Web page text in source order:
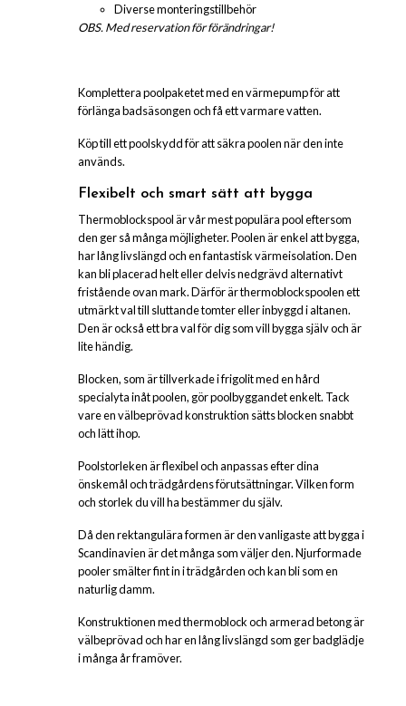
Diverse monteringstillbehör
OBS. Med reservation för förändringar!
Komplettera poolpaketet med en värmepump för att
förlänga badsäsongen och få ett varmare vatten.
Köp till ett poolskydd för att säkra poolen när den inte
används.
Flexibelt och smart sätt att bygga
Thermoblockspool är vår mest populära pool eftersom
den ger så många möjligheter. Poolen är enkel att bygga,
har lång livslängd och en fantastisk värmeisolation. Den
kan bli placerad helt eller delvis nedgrävd alternativt
fristående ovan mark. Därför är thermoblockspoolen ett
utmärkt val till sluttande tomter eller inbyggd i altanen.
Den är också ett bra val för dig som vill bygga själv och är
lite händig.
Blocken, som är tillverkade i frigolit med en hård
specialyta inåt poolen, gör poolbyggandet enkelt. Tack
vare en välbeprövad konstruktion sätts blocken snabbt
och lätt ihop.
Poolstorleken är flexibel och anpassas efter dina
önskemål och trädgårdens förutsättningar. Vilken form
och storlek du vill ha bestämmer du själv.
Då den rektangulära formen är den vanligaste att bygga i
Scandinavien är det många som väljer den. Njurformade
pooler smälter fint in i trädgården och kan bli som en
naturlig damm.
Konstruktionen med thermoblock och armerad betong är
välbeprövad och har en lång livslängd som ger badglädje
i många år framöver.